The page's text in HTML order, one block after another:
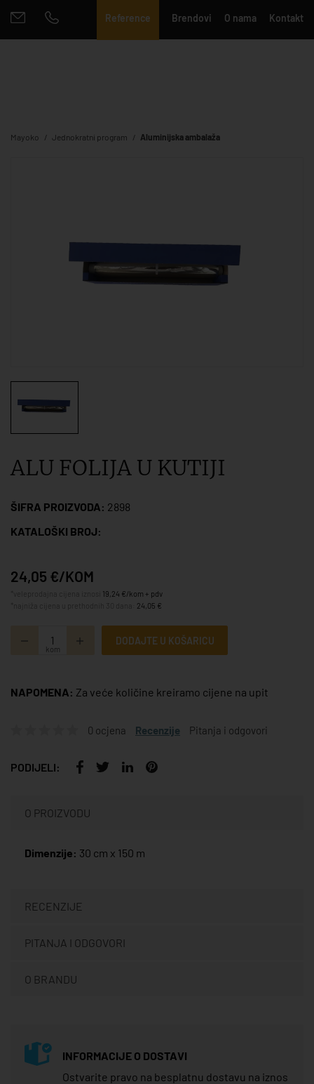
Reference Brendovi O nama Kontakt
Mayoko Jednokratni program Aluminijska ambalaža
ALU FOLIJA U KUTIJI
ŠIFRA PROIZVODA: 2898
KATALOŠKI BROJ:
24,05 €/KOM
19,24 €/kom + pdv
24,05 €
kom
DODAJTE U KOŠARICU
NAPOMENA: Za veće količine kreiramo cijene na upit
0 ocjena Recenzije Pitanja i odgovori
PODIJELI:
O PROIZVODU
Dimenzije: 30 cm x 150 m
RECENZIJE
PITANJA I ODGOVORI
O BRANDU
INFORMACIJE O DOSTAVI
Ostvarite pravo na besplatnu dostavu na iznos